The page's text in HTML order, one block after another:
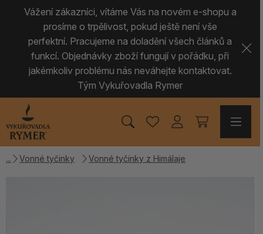
Vážení zákazníci, vítáme Vás na novém e-shopu a
prosíme o trpělivost, pokud ještě není vše
perfektní. Pracujeme na doladění všech článků a
funkcí. Objednávky zboží fungují v pořádku, při
jakémkoliv problému nás neváhejte kontaktovat.
Tým Vykuřovadla Rymer
Vonné tyčinky Vonné tyčinky z Himálaje